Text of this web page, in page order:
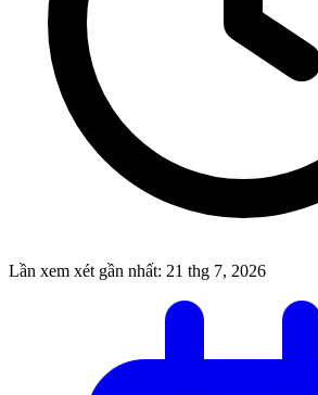
Lần xem xét gần nhất: 21 thg 7, 2026